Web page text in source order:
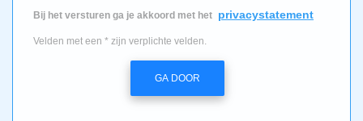
Bij het versturen ga je akkoord met het privacystatement
Velden met een * zijn verplichte velden.
GA DOOR